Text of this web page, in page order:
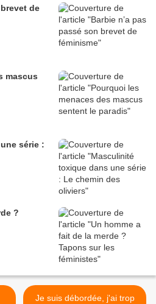
de
mascus
série :
?
Je suis débordée, j'ai trop